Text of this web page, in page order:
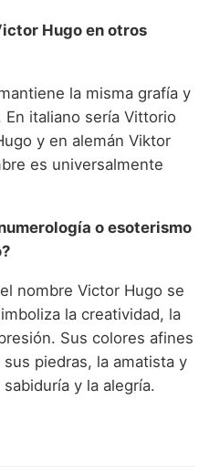
Hugo en otros
la misma grafía y
En italiano sería Vittorio
y en alemán Viktor
es universalmente
o esoterismo
nombre Victor Hugo se
la creatividad, la
Sus colores afines
piedras, la amatista y
y la alegría.